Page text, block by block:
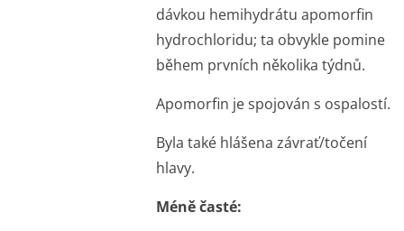
dávkou hemihydrátu apomorfin
hydrochloridu; ta obvykle pomine
během prvních několika týdnů.
Apomorfin je spojován s ospalostí.
Byla také hlášena závrať/točení
hlavy.
Méně časté: